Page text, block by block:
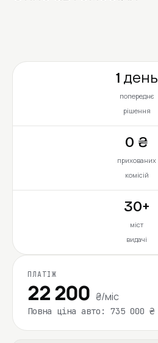
1 день
попереднє
рішення
0 ₴
прихованих
комісій
30+
міст
видачі
ПЛАТІЖ
22 200 ₴/міс
Повна ціна авто: 735 000 ₴